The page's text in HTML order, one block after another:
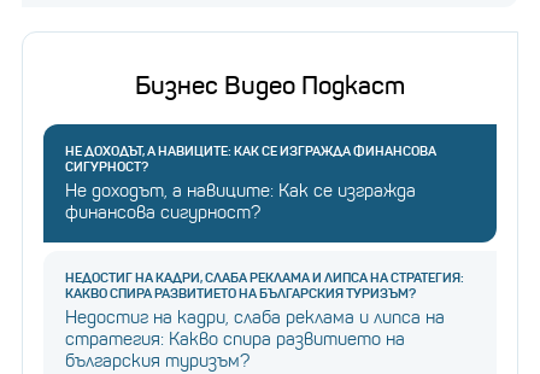
Бизнес Видео Подкаст
НЕ ДОХОДЪТ, А НАВИЦИТЕ: КАК СЕ ИЗГРАЖДА ФИНАНСОВА
СИГУРНОСТ?
Не доходът, а навиците: Как се изгражда
финансова сигурност?
НЕДОСТИГ НА КАДРИ, СЛАБА РЕКЛАМА И ЛИПСА НА СТРАТЕГИЯ:
КАКВО СПИРА РАЗВИТИЕТО НА БЪЛГАРСКИЯ ТУРИЗЪМ?
Недостиг на кадри, слаба реклама и липса на
стратегия: Какво спира развитието на
българския туризъм?